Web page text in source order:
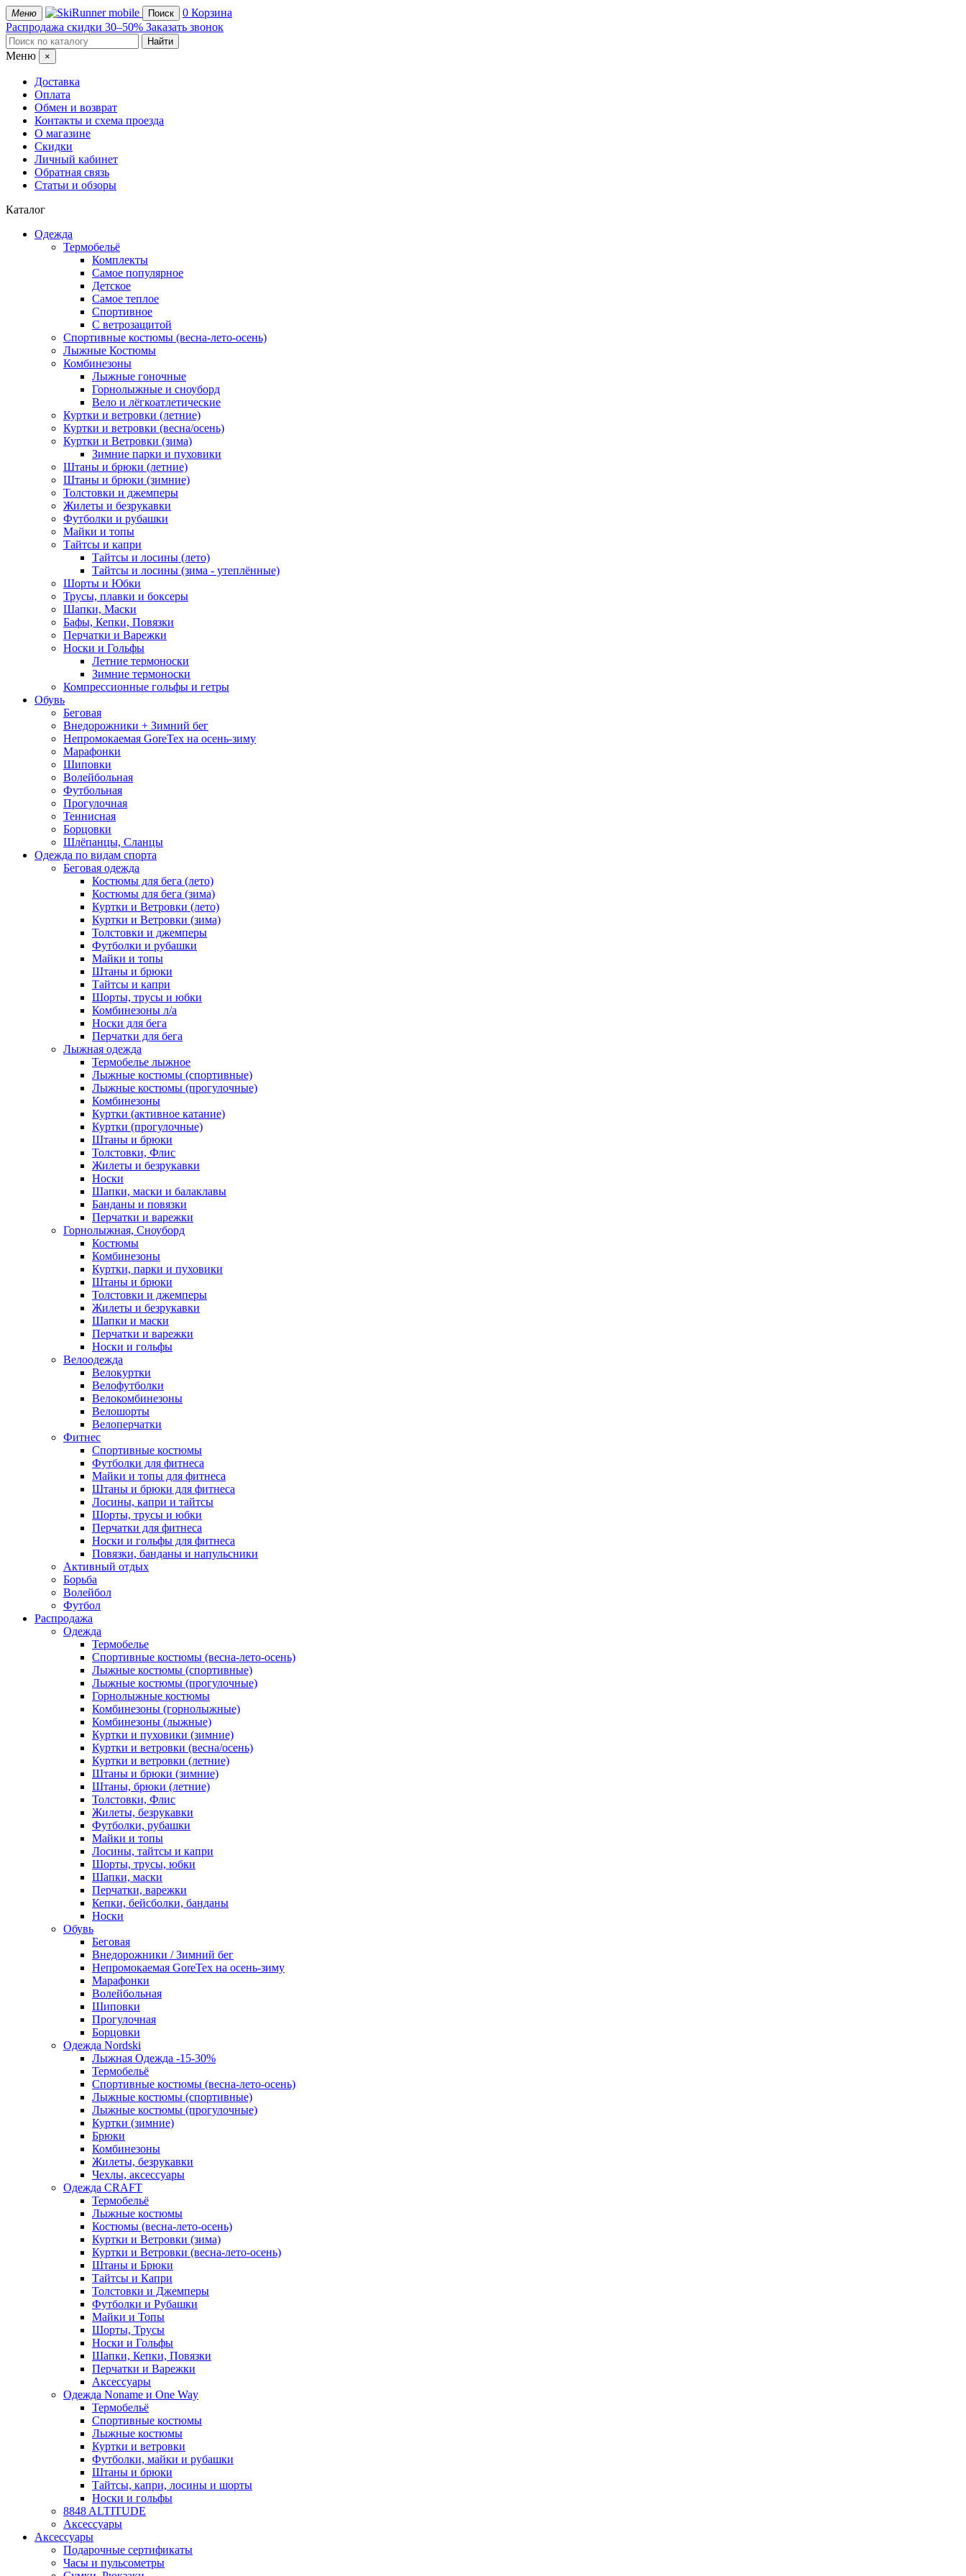
Меню mobile Поиск 0 Корзина
Распродажа скидки 30–50% Заказать звонок
Меню ×
Доставка
Оплата
Обмен и возврат
Контакты и схема проезда
О магазине
Скидки
Личный кабинет
Обратная связь
Статьи и обзоры
Каталог
Одежда
Термобельё
Комплекты
Самое популярное
Детское
Самое теплое
Спортивное
С ветрозащитой
Спортивные костюмы (весна-лето-осень)
Лыжные Костюмы
Комбинезоны
Лыжные гоночные
Горнолыжные и сноуборд
Вело и лёгкоатлетические
Куртки и ветровки (летние)
Куртки и ветровки (весна/осень)
Куртки и Ветровки (зима)
Зимние парки и пуховики
Штаны и брюки (летние)
Штаны и брюки (зимние)
Толстовки и джемперы
Жилеты и безрукавки
Футболки и рубашки
Майки и топы
Тайтсы и капри
Тайтсы и лосины (лето)
Тайтсы и лосины (зима - утеплённые)
Шорты и Юбки
Трусы, плавки и боксеры
Шапки, Маски
Бафы, Кепки, Повязки
Перчатки и Варежки
Носки и Гольфы
Летние термоноски
Зимние термоноски
Компрессионные гольфы и гетры
Обувь
Беговая
Внедорожники + Зимний бег
Непромокаемая GoreTex на осень-зиму
Марафонки
Шиповки
Волейбольная
Футбольная
Прогулочная
Теннисная
Борцовки
Шлёпанцы, Сланцы
Одежда по видам спорта
Беговая одежда
Костюмы для бега (лето)
Костюмы для бега (зима)
Куртки и Ветровки (лето)
Куртки и Ветровки (зима)
Толстовки и джемперы
Футболки и рубашки
Майки и топы
Штаны и брюки
Тайтсы и капри
Шорты, трусы и юбки
Комбинезоны л/а
Носки для бега
Перчатки для бега
Лыжная одежда
Термобелье лыжное
Лыжные костюмы (спортивные)
Лыжные костюмы (прогулочные)
Комбинезоны
Куртки (активное катание)
Куртки (прогулочные)
Штаны и брюки
Толстовки, Флис
Жилеты и безрукавки
Носки
Шапки, маски и балаклавы
Банданы и повязки
Перчатки и варежки
Горнолыжная, Сноуборд
Костюмы
Комбинезоны
Куртки, парки и пуховики
Штаны и брюки
Толстовки и джемперы
Жилеты и безрукавки
Шапки и маски
Перчатки и варежки
Носки и гольфы
Велоодежда
Велокуртки
Велофутболки
Велокомбинезоны
Велошорты
Велоперчатки
Фитнес
Спортивные костюмы
Футболки для фитнеса
Майки и топы для фитнеса
Штаны и брюки для фитнеса
Лосины, капри и тайтсы
Шорты, трусы и юбки
Перчатки для фитнеса
Носки и гольфы для фитнеса
Повязки, банданы и напульсники
Активный отдых
Борьба
Волейбол
Футбол
Распродажа
Одежда
Термобелье
Спортивные костюмы (весна-лето-осень)
Лыжные костюмы (спортивные)
Лыжные костюмы (прогулочные)
Горнолыжные костюмы
Комбинезоны (горнолыжные)
Комбинезоны (лыжные)
Куртки и пуховики (зимние)
Куртки и ветровки (весна/осень)
Куртки и ветровки (летние)
Штаны и брюки (зимние)
Штаны, брюки (летние)
Толстовки, Флис
Жилеты, безрукавки
Футболки, рубашки
Майки и топы
Лосины, тайтсы и капри
Шорты, трусы, юбки
Шапки, маски
Перчатки, варежки
Кепки, бейсболки, банданы
Носки
Обувь
Беговая
Внедорожники / Зимний бег
Непромокаемая GoreTex на осень-зиму
Марафонки
Волейбольная
Шиповки
Прогулочная
Борцовки
Одежда Nordski
Лыжная Одежда -15-30%
Термобельё
Спортивные костюмы (весна-лето-осень)
Лыжные костюмы (спортивные)
Лыжные костюмы (прогулочные)
Куртки (зимние)
Брюки
Комбинезоны
Жилеты, безрукавки
Чехлы, аксессуары
Одежда CRAFT
Термобельё
Лыжные костюмы
Костюмы (весна-лето-осень)
Куртки и Ветровки (зима)
Куртки и Ветровки (весна-лето-осень)
Штаны и Брюки
Тайтсы и Капри
Толстовки и Джемперы
Футболки и Рубашки
Майки и Топы
Шорты, Трусы
Носки и Гольфы
Шапки, Кепки, Повязки
Перчатки и Варежки
Аксессуары
Одежда Noname и One Way
Термобельё
Спортивные костюмы
Лыжные костюмы
Куртки и ветровки
Футболки, майки и рубашки
Штаны и брюки
Тайтсы, капри, лосины и шорты
Носки и гольфы
8848 ALTITUDE
Аксессуары
Аксессуары
Подарочные сертификаты
Часы и пульсометры